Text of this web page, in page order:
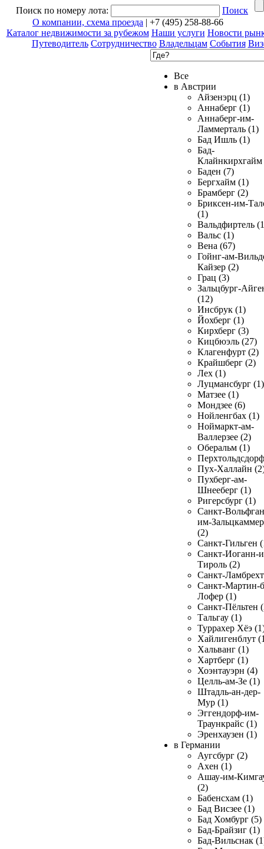
Поиск по номеру лота:
Поиск
О компании, схема проезда | +7 (495) 258-88-66
Каталог недвижимости за рубежом Наши услуги Новости
Путеводитель Сотрудничество Владельцам События
Все
в Австрии
Айзенэрц (1)
Аннаберг (1)
Аннаберг-им-
Ламмерталь (1)
Бад Ишль (1)
Бад-
Клайнкирхгайм
Баден (7)
Бергхайм (1)
Брамберг (2)
Бриксен-им-
(1)
Вальдфиртель
Вальс (1)
Вена (67)
Гойнг-ам-
Кайзер (2)
Грац (3)
Зальцбург-
(12)
Инсбрук (1)
Йохберг (1)
Кирхберг (3)
Кицбюэль (27)
Клагенфурт (2)
Крайшберг (2)
Лех (1)
Луцмансбург (1)
Матзее (1)
Мондзее (6)
Нойленгбах (1)
Ноймаркт-ам-
Валлерзее (2)
Оберальм (1)
Пух-Халлайн
Пухберг-ам-
Шнееберг (1)
Ригерсбург (1)
Санкт-
им-
(2)
Санкт-Гильген
Санкт-Иоганн-
Тироль (2)
Санкт-
Санкт-Мартин-
Лофер (1)
Санкт-Пёльтен
Тальгау (1)
Туррахер Хёэ
Хайлигенблут
Хальванг (1)
Хартберг (1)
Хоэнтауэрн (4)
Целль-ам-Зе (1)
Штадль-ан-дер-
Мур (1)
Эггендорф-им-
Траункрайс (1)
Эренхаузен (1)
в Германии
Аугсбург (2)
Ахен (1)
Ашау-им-
(2)
Бабенсхам (1)
Бад Висзее (1)
Бад Хомбург (5)
Бад-Брайзиг (1)
Бад-Вильснак